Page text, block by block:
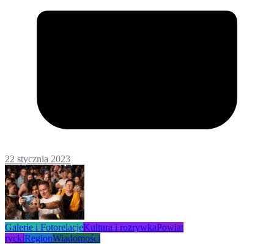
22 stycznia 2023
Galerie i FotorelacjeKultura i rozrywkaPowiat
ryckiRegionWiadomości